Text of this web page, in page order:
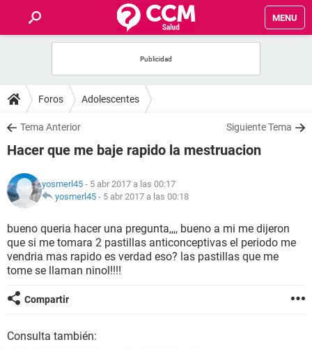
MENU
FOROS
SALUD
NUTRICIÓN
BIENESTAR
SEXUALIDAD
GLOSARIO
Foros Adolescentes
Tema Anterior Siguiente Tema
Hacer que me baje rapido la mestruacion
yosmerl45 - 5 abr 2017 a las 00:17
yosmerl45 - 5 abr 2017 a las 00:18
bueno queria hacer una pregunta,,,, bueno a mi me dijeron
que si me tomara 2 pastillas anticonceptivas el periodo me
vendria mas rapido es verdad eso? las pastillas que me
tome se llaman ninol!!!!
Compartir
Consulta también: